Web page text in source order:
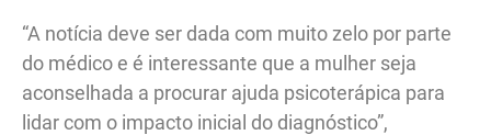
“A notícia deve ser dada com muito zelo por parte
do médico e é interessante que a mulher seja
aconselhada a procurar ajuda psicoterápica para
lidar com o impacto inicial do diagnóstico”,